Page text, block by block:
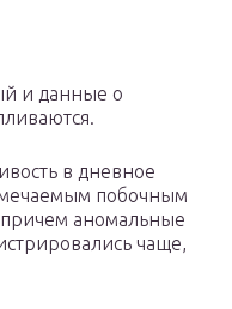
и данные о
в дневное
побочным
аномальные
чаще,